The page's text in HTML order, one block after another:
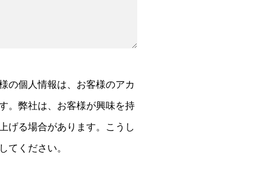
の個人情報は、お客様のアカ
。弊社は、お客様が興味を持
げる場合があります。こうし
てください。